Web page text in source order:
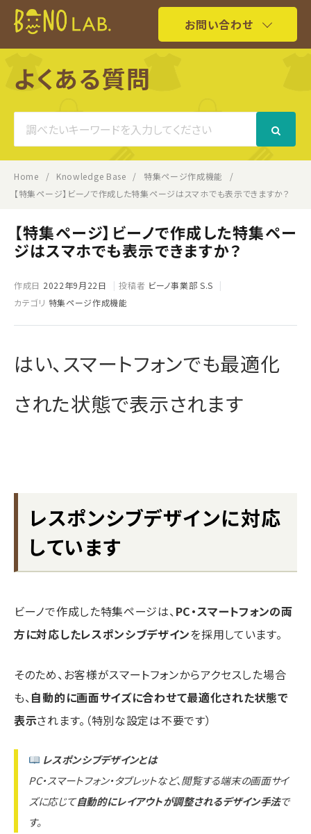
お問い合わせ
よくある質問
For
Home Knowledge Base
特集ページ作成機能
【特集ページ】ビーノで作成した特集ページはスマホでも表示できますか？
【特集ページ】ビーノで作成した特集ペー
ジはスマホでも表示できますか？
作成日 2022年9月22日 投稿者 ビーノ事業部 S.S
カテゴリ 特集ページ作成機能
はい、スマートフォンでも最適化
された状態で表示されます
レスポンシブデザインに対応
しています
ビーノで作成した特集ページは、PC・スマートフォンの両
方に対応したレスポンシブデザインを採用しています。
そのため、お客様がスマートフォンからアクセスした場合
も、自動的に画面サイズに合わせて最適化された状態で
表示されます。（特別な設定は不要です）
レスポンシブデザインとは
PC・スマートフォン・タブレットなど、閲覧する端末の画面サイ
ズに応じて自動的にレイアウトが調整されるデザイン手法で
す。